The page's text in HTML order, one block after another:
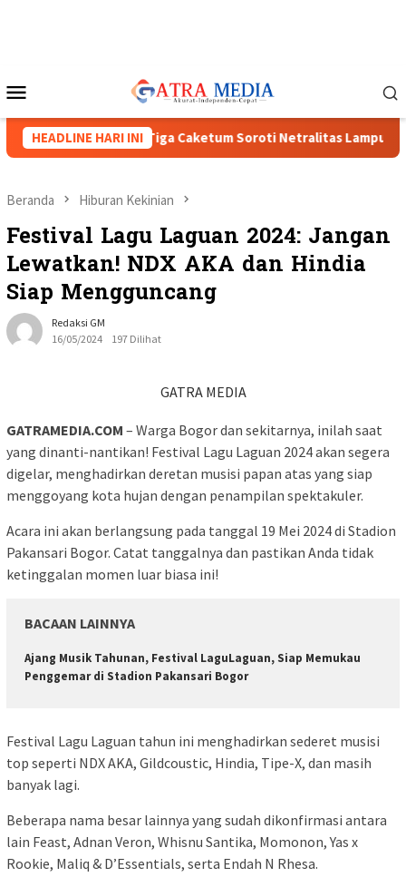
Mobile
HEADLINE HARI INI
Menguat, Tiga Caketum Soroti Netralitas Lampung dan
Beranda Hiburan Kekinian
Festival Lagu Laguan 2024: Jangan
Lewatkan! NDX AKA dan Hindia
Siap Mengguncang
Redaksi GM
16/05/2024
197 Dilihat
GATRA MEDIA
GATRAMEDIA.COM – Warga Bogor dan sekitarnya, inilah saat
yang dinanti-nantikan! Festival Lagu Laguan 2024 akan segera
digelar, menghadirkan deretan musisi papan atas yang siap
menggoyang kota hujan dengan penampilan spektakuler.
Acara ini akan berlangsung pada tanggal 19 Mei 2024 di Stadion
Pakansari Bogor. Catat tanggalnya dan pastikan Anda tidak
ketinggalan momen luar biasa ini!
BACAAN LAINNYA
Ajang Musik Tahunan, Festival LaguLaguan, Siap Memukau
Penggemar di Stadion Pakansari Bogor
Festival Lagu Laguan tahun ini menghadirkan sederet musisi
top seperti NDX AKA, Gildcoustic, Hindia, Tipe-X, dan masih
banyak lagi.
Beberapa nama besar lainnya yang sudah dikonfirmasi antara
lain Feast, Adnan Veron, Whisnu Santika, Momonon, Yas x
Rookie, Maliq & D’Essentials, serta Endah N Rhesa.